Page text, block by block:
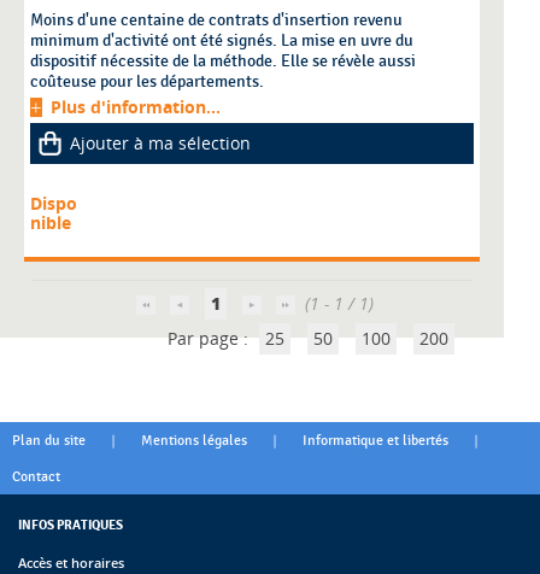
Moins d'une centaine de contrats d'insertion revenu
minimum d'activité ont été signés. La mise en uvre du
dispositif nécessite de la méthode. Elle se révèle aussi
coûteuse pour les départements.
Plus d'information...
Ajouter à ma sélection
Dispo
nible
1
(1 - 1 / 1)
Par page : 25 50 100 200
Plan du site | Mentions légales | Informatique et libertés |
Contact
INFOS PRATIQUES
Accès et horaires